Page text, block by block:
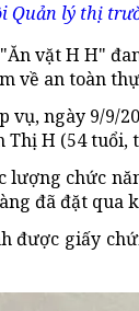
Quản lý thị
vặt H H"
về an toàn
vụ, ngày 9/9/
Thị H (54 tuổi,
chức
đã đặt qua
được giấy